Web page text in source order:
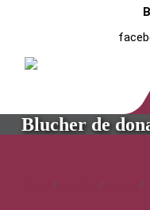
Blucher de
/ / /